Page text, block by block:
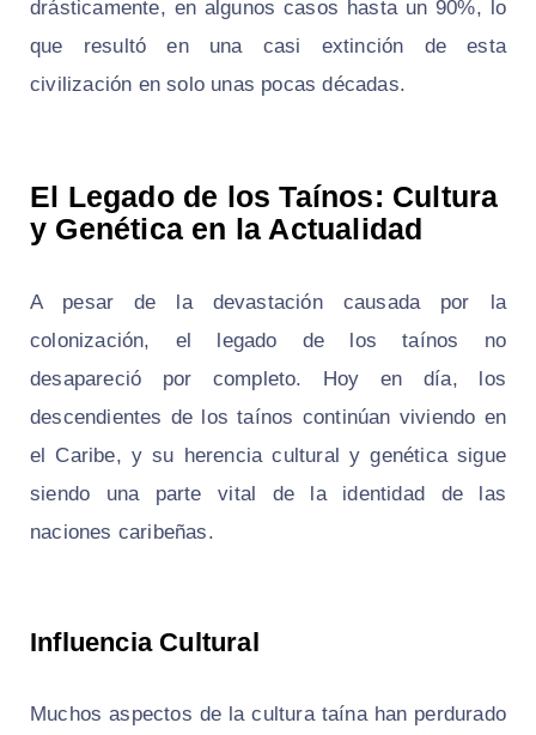
drásticamente, en algunos casos hasta un 90%, lo
que resultó en una casi extinción de esta
civilización en solo unas pocas décadas.
El Legado de los Taínos: Cultura
y Genética en la Actualidad
A pesar de la devastación causada por la
colonización, el legado de los taínos no
desapareció por completo. Hoy en día, los
descendientes de los taínos continúan viviendo en
el Caribe, y su herencia cultural y genética sigue
siendo una parte vital de la identidad de las
naciones caribeñas.
Influencia Cultural
Muchos aspectos de la cultura taína han perdurado